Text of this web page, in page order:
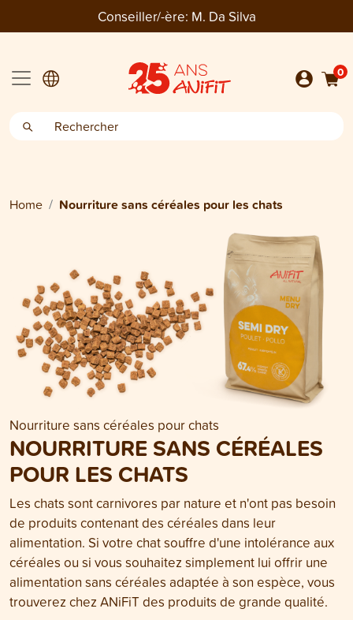
Conseiller/-ère: M. Da Silva
0
Home Nourriture sans céréales pour les chats
Nourriture sans céréales pour chats
NOURRITURE SANS CÉRÉALES
POUR LES CHATS
Les chats sont carnivores par nature et n'ont pas besoin
de produits contenant des céréales dans leur
alimentation. Si votre chat souffre d'une intolérance aux
céréales ou si vous souhaitez simplement lui offrir une
alimentation sans céréales adaptée à son espèce, vous
trouverez chez ANiFiT des produits de grande qualité.